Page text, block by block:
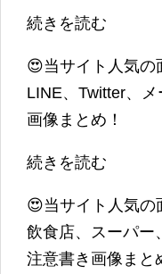
続きを読む
😍当サイト人気の
LINE、Twitter、
画像まとめ！
続きを読む
😍当サイト人気の
飲食店、スーパー
注意書き画像まと